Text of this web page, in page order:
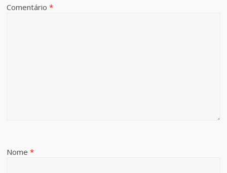
Comentário*
Nome*